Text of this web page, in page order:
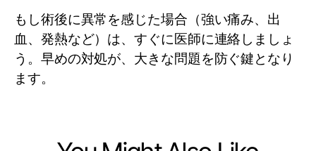
もし術後に異常を感じた場合（強い痛み、出
血、発熱など）は、すぐに医師に連絡しましょ
う。早めの対処が、大きな問題を防ぐ鍵となり
ます。